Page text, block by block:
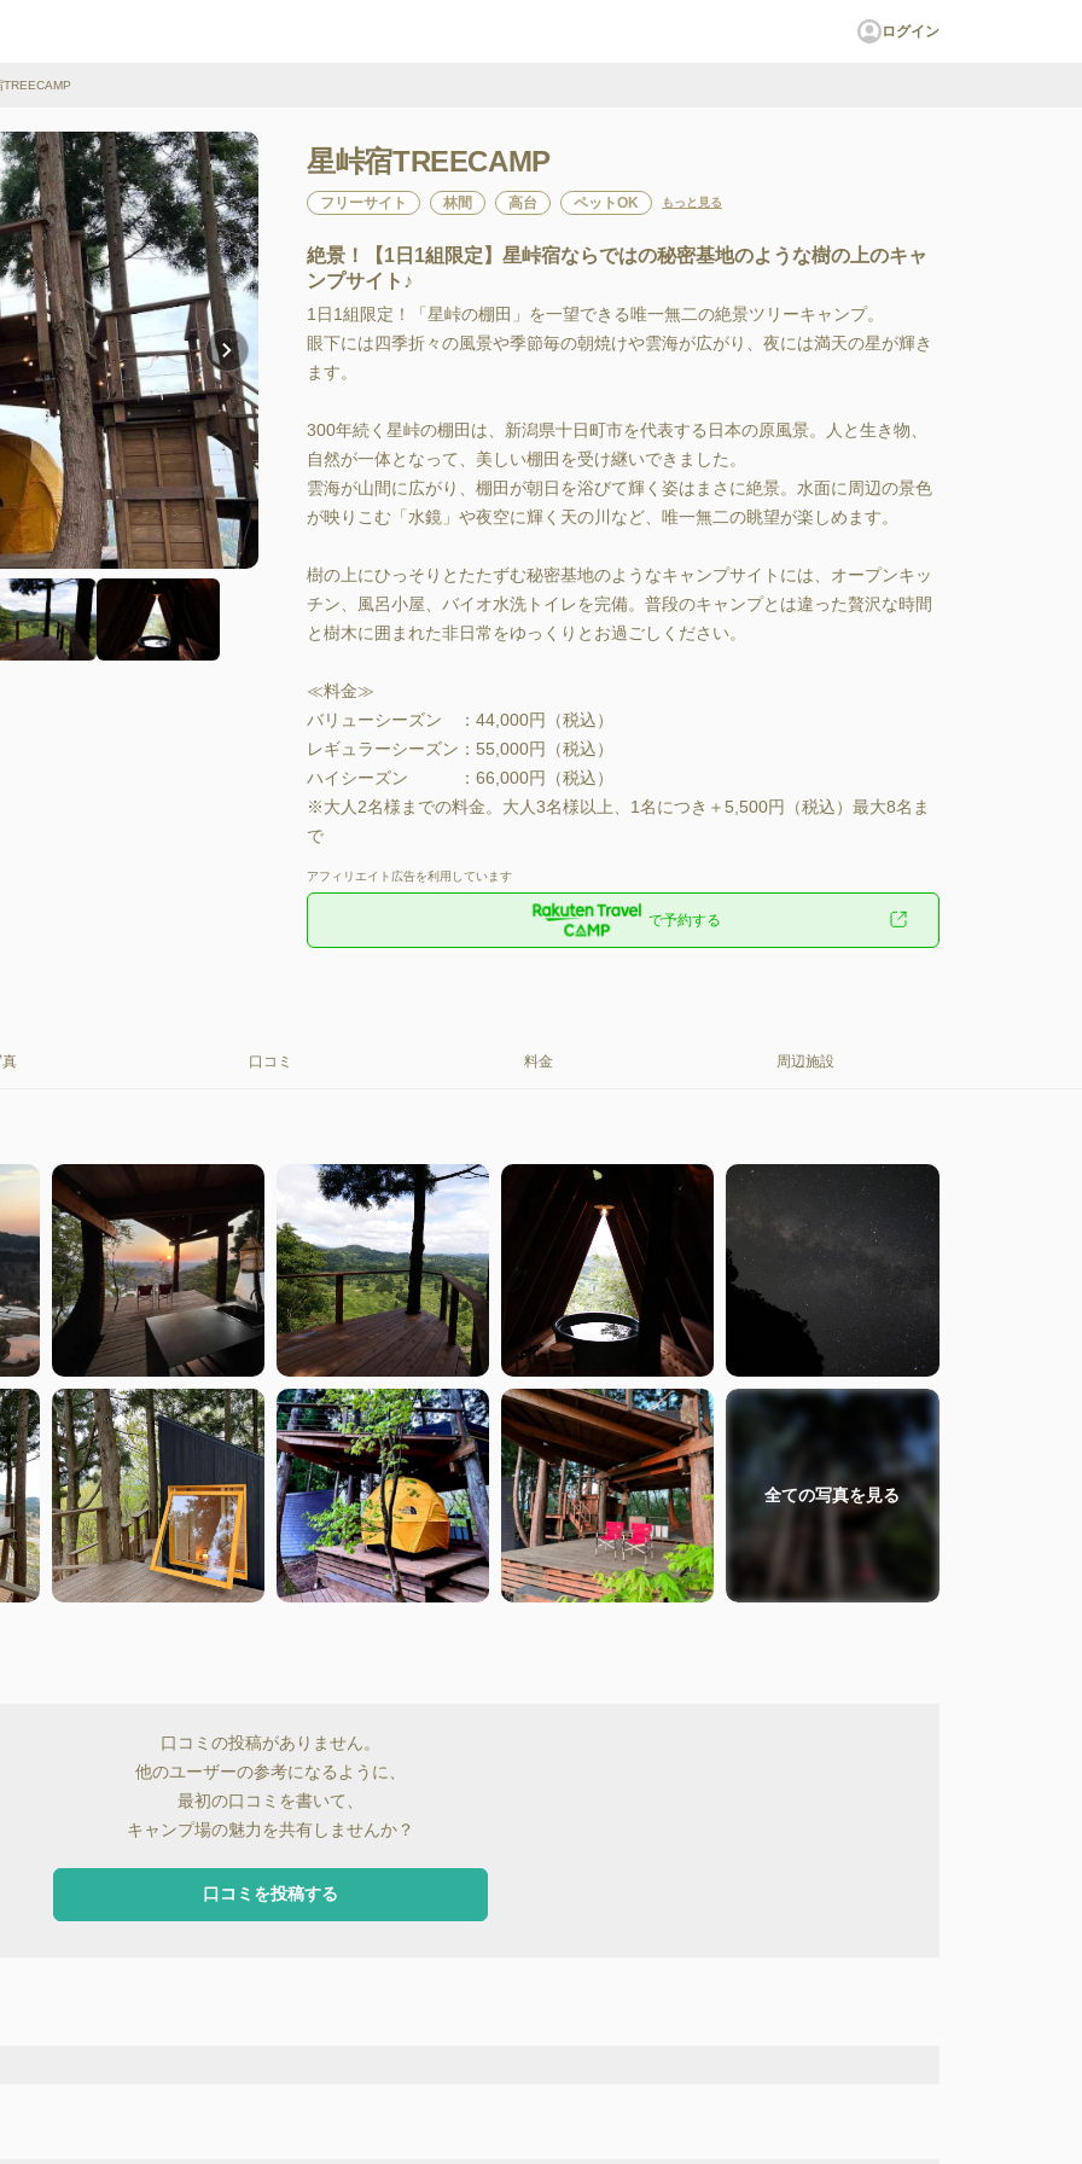
ログイン
TREECAMP
星峠宿TREECAMP
フリーサイト 林間 高台 ペットOK もっと見る
絶景！【1日1組限定】星峠宿ならではの秘密基地のような樹の上のキャ
ンプサイト♪
1日1組限定！「星峠の棚田」を一望できる唯一無二の絶景ツリーキャンプ。
眼下には四季折々の風景や季節毎の朝焼けや雲海が広がり、夜には満天の星が輝き
ます。
300年続く星峠の棚田は、新潟県十日町市を代表する日本の原風景。人と生き物、
自然が一体となって、美しい棚田を受け継いできました。
雲海が山間に広がり、棚田が朝日を浴びて輝く姿はまさに絶景。水面に周辺の景色
が映りこむ「水鏡」や夜空に輝く天の川など、唯一無二の眺望が楽しめます。
樹の上にひっそりとたたずむ秘密基地のようなキャンプサイトには、オープンキッ
チン、風呂小屋、バイオ水洗トイレを完備。普段のキャンプとは違った贅沢な時間
と樹木に囲まれた非日常をゆっくりとお過ごしください。
≪料金≫
バリューシーズン　：44,000円（税込）
レギュラーシーズン：55,000円（税込）
ハイシーズン　　　：66,000円（税込）
※大人2名様までの料金。大人3名様以上、1名につき＋5,500円（税込）最大8名ま
で
アフィリエイト広告を利用しています
で予約する
真 口コミ 料金 周辺施設
全ての写真を見る
口コミの投稿がありません。
他のユーザーの参考になるように、
最初の口コミを書いて、
キャンプ場の魅力を共有しませんか？
口コミを投稿する